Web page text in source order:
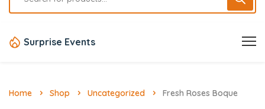
Surprise Events
Home Shop Uncategorized Fresh Roses Boque